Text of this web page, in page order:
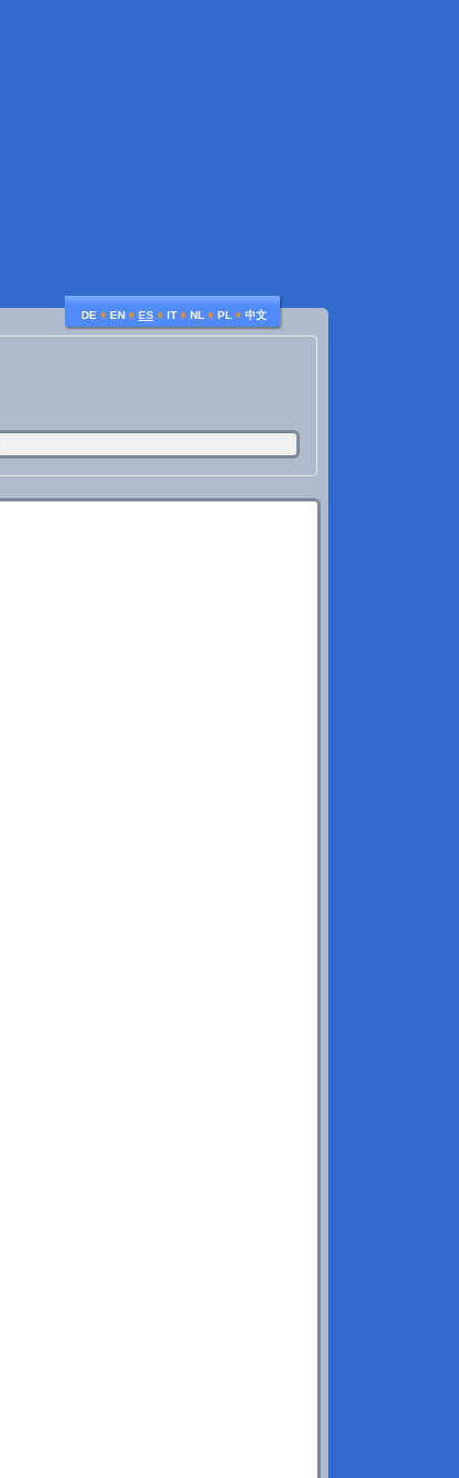
DE ♦ EN ♦ ES ♦ IT ♦ NL ♦ PL ♦ 中文